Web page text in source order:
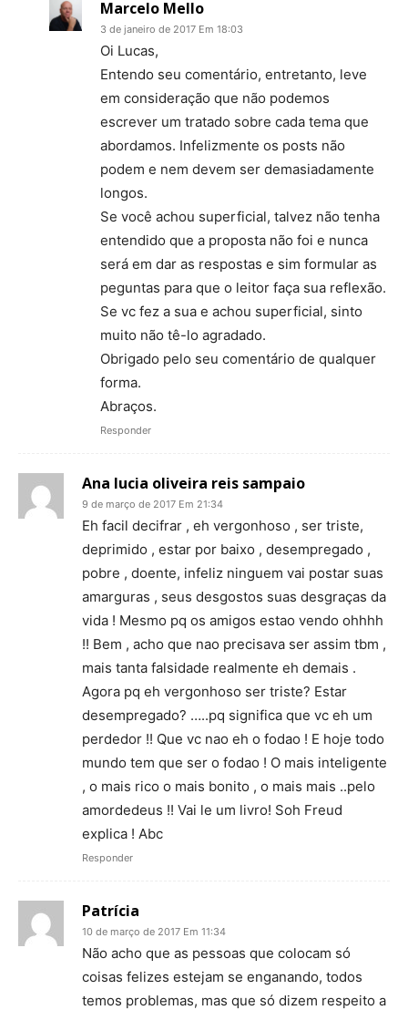
Marcelo Mello
3 de janeiro de 2017 Em 18:03
Oi Lucas,
Entendo seu comentário, entretanto, leve
em consideração que não podemos
escrever um tratado sobre cada tema que
abordamos. Infelizmente os posts não
podem e nem devem ser demasiadamente
longos.
Se você achou superficial, talvez não tenha
entendido que a proposta não foi e nunca
será em dar as respostas e sim formular as
peguntas para que o leitor faça sua reflexão.
Se vc fez a sua e achou superficial, sinto
muito não tê-lo agradado.
Obrigado pelo seu comentário de qualquer
forma.
Abraços.
Responder
Ana lucia oliveira reis sampaio
9 de março de 2017 Em 21:34
Eh facil decifrar , eh vergonhoso , ser triste,
deprimido , estar por baixo , desempregado ,
pobre , doente, infeliz ninguem vai postar suas
amarguras , seus desgostos suas desgraças da
vida ! Mesmo pq os amigos estao vendo ohhhh
!! Bem , acho que nao precisava ser assim tbm ,
mais tanta falsidade realmente eh demais .
Agora pq eh vergonhoso ser triste? Estar
desempregado? …..pq significa que vc eh um
perdedor !! Que vc nao eh o fodao ! E hoje todo
mundo tem que ser o fodao ! O mais inteligente
, o mais rico o mais bonito , o mais mais ..pelo
amordedeus !! Vai le um livro! Soh Freud
explica ! Abc
Responder
Patrícia
10 de março de 2017 Em 11:34
Não acho que as pessoas que colocam só
coisas felizes estejam se enganando, todos
temos problemas, mas que só dizem respeito a